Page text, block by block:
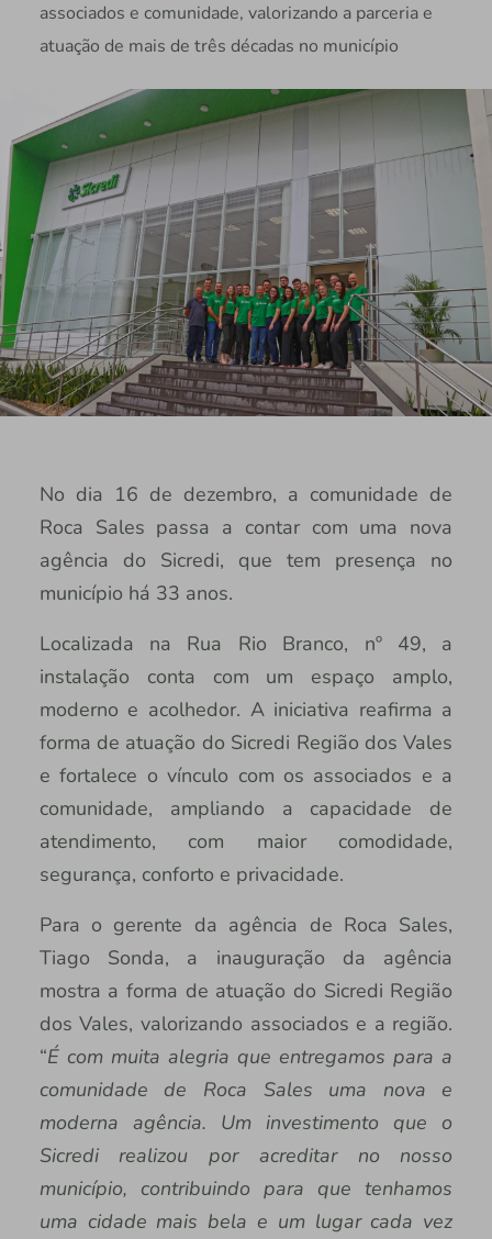
associados e comunidade, valorizando a parceria e
atuação de mais de três décadas no município
No dia 16 de dezembro, a comunidade de
Roca Sales passa a contar com uma nova
agência do Sicredi, que tem presença no
município há 33 anos.
Localizada na Rua Rio Branco, nº 49, a
instalação conta com um espaço amplo,
moderno e acolhedor. A iniciativa reafirma a
forma de atuação do Sicredi Região dos Vales
e fortalece o vínculo com os associados e a
comunidade, ampliando a capacidade de
atendimento, com maior comodidade,
segurança, conforto e privacidade.
Para o gerente da agência de Roca Sales,
Tiago Sonda, a inauguração da agência
mostra a forma de atuação do Sicredi Região
dos Vales, valorizando associados e a região.
“É com muita alegria que entregamos para a
comunidade de Roca Sales uma nova e
moderna agência. Um investimento que o
Sicredi realizou por acreditar no nosso
município, contribuindo para que tenhamos
uma cidade mais bela e um lugar cada vez